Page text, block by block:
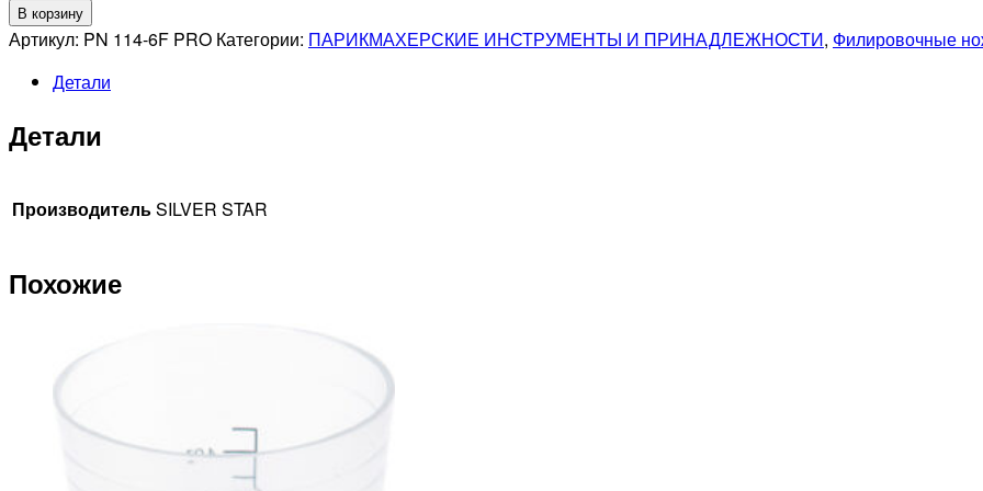
Количество
товара
STAR
114-
Парикмахерские
размер
В корзину
Артикул: PN 114-6F PRO Категории: ПАРИКМАХЕРСКИЕ ИНСТРУМЕНТЫ И ПРИНАДЛЕЖНОСТИ, Филировочные
Детали
Детали
ПроизводительSILVER STAR
Похожие